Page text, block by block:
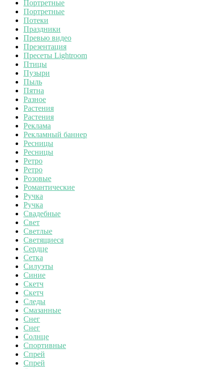
Портретные
Портретные
Потеки
Праздники
Превью видео
Презентация
Пресеты Lightroom
Птицы
Пузыри
Пыль
Пятна
Разное
Растения
Растения
Реклама
Рекламный баннер
Ресницы
Ресницы
Ретро
Ретро
Розовые
Романтические
Ручка
Ручка
Свадебные
Свет
Светлые
Светящиеся
Сердце
Сетка
Силуэты
Синие
Скетч
Скетч
Следы
Смазанные
Снег
Снег
Солнце
Спортивные
Спрей
Спрей